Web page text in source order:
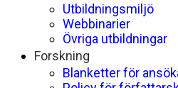
Utbildningsmiljö
Webbinarier
Övriga utbildningar
Forskning
Blanketter för